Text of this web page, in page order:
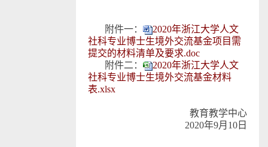
附件一：
2020年浙江大学人文
社科专业博士生境外交流基金项目需
提交的材料清单及要求.doc
附件二：
2020年浙江大学人文
社科专业博士生境外交流基金材料
表.xlsx
教育教学中心
2020年9月10日